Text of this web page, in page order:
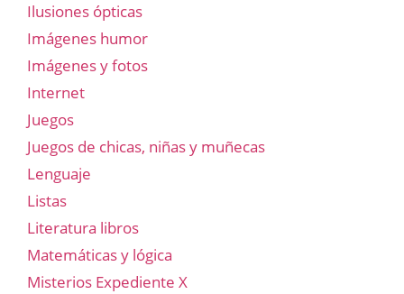
Ilusiones ópticas
Imágenes humor
Imágenes y fotos
Internet
Juegos
Juegos de chicas, niñas y muñecas
Lenguaje
Listas
Literatura libros
Matemáticas y lógica
Misterios Expediente X